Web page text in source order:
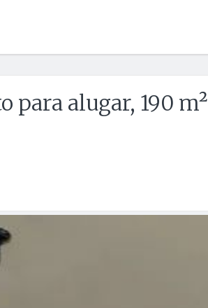
para alugar, 190 m²